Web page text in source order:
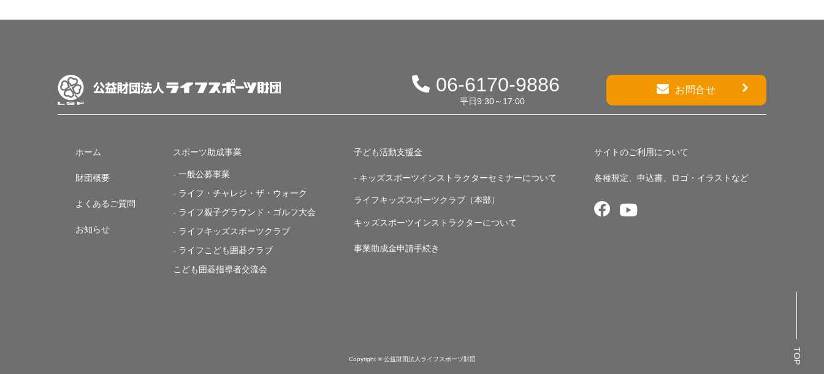
06-6170-9886
平日9:30～17:00
お問合せ
ホーム
財団概要
よくあるご質問
お知らせ
スポーツ助成事業
- 一般公募事業
- ライフ・チャレジ・ザ・ウォーク
- ライフ親子グラウンド・ゴルフ大会
- ライフキッズスポーツクラブ
- ライフこども囲碁クラブ
こども囲碁指導者交流会
子ども活動支援金
- キッズスポーツインストラクターセミナーについて
ライフキッズスポーツクラブ（本部）
キッズスポーツインストラクターについて
事業助成金申請手続き
サイトのご利用について
各種規定、申込書、ロゴ・イラストなど
Copyright © 公益財団法人ライフスポーツ財団 TOP